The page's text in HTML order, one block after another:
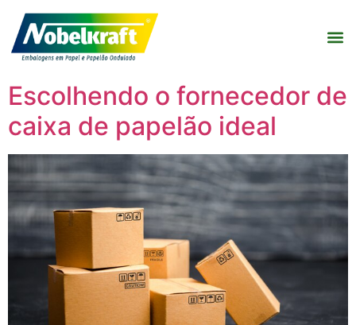
Escolhendo o fornecedor de
caixa de papelão ideal